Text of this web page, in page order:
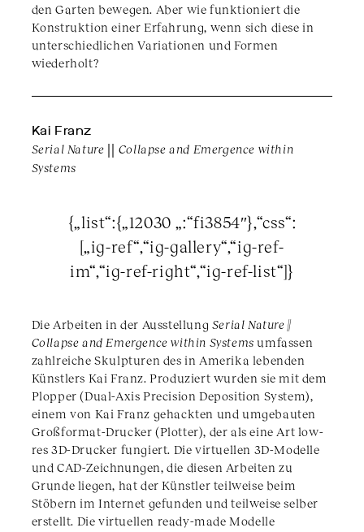
den Garten bewegen. Aber wie funktioniert die
Konstruktion einer Erfahrung, wenn sich diese in
unterschiedlichen Variationen und Formen
wiederholt?
Kai Franz
Serial Nature
Collapse and Emergence within
Systems
{„list“:{„12030 „:“fi3854″},“css“:
[„ig-ref“,“ig-gallery“,“ig-ref-
im“,“ig-ref-right“,“ig-ref-list“]}
Die Arbeiten in der Ausstellung Serial Nature ||
Collapse and Emergence within Systemsumfassen
zahlreiche Skulpturen des in Amerika lebenden
Künstlers Kai Franz. Produziert wurden sie mit dem
Plopper (Dual-Axis Precision Deposition System),
einem von Kai Franz gehackten und umgebauten
Großformat-Drucker (Plotter), der als eine Art low-
res 3D-Drucker fungiert. Die virtuellen 3D-Modelle
und CAD-Zeichnungen, die diesen Arbeiten zu
Grunde liegen, hat der Künstler teilweise beim
Stöbern im Internet gefunden und teilweise selber
erstellt. Die virtuellen ready-made Modelle